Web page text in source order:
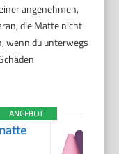
angenehmen,
die Matte nicht
wenn du unterwegs
ANGEBOT